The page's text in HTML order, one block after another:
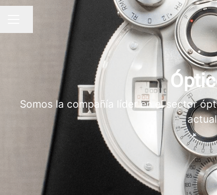
MENÚ DE EMPLEO
Compartir página
Somos la compañía líder en el sector